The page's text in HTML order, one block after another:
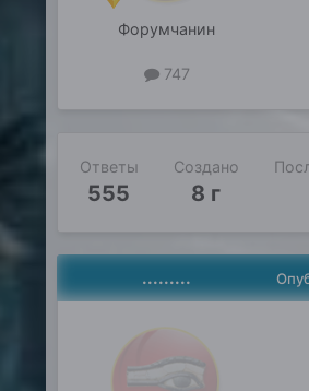
Форумчанин
747
Ответы
555
Создано
8 г
.........